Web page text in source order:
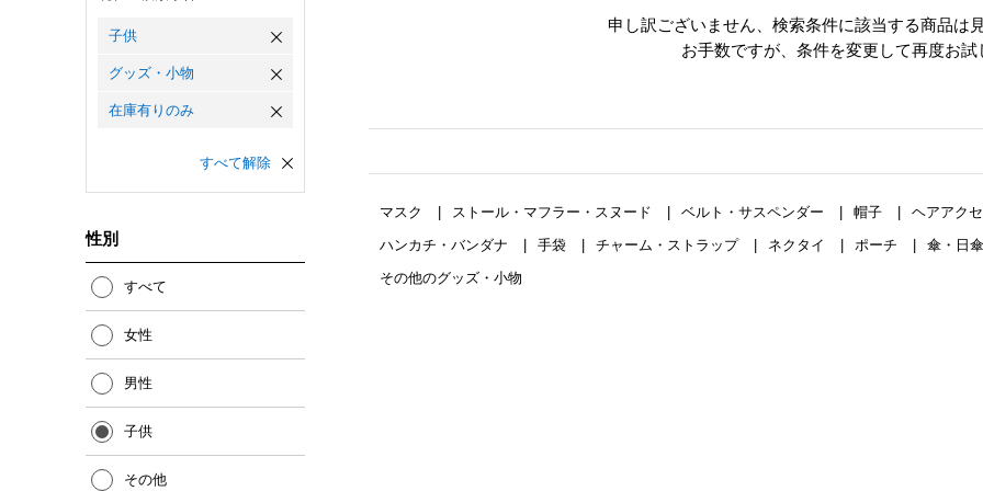
子供
グッズ・小物
在庫有りのみ
すべて解除
性別
すべて
女性
男性
子供
その他
申し訳ございません、 検索条件に該当する商品は
お手数ですが、条件を変更して再度お試
マスク ストール・マフラー・スヌード ベルト・サスペンダー 帽子
ヘアアク
ハンカチ・バンダナ
手袋 チャーム・ストラップ ネクタイ ポーチ
傘・日
その他のグッズ・小物